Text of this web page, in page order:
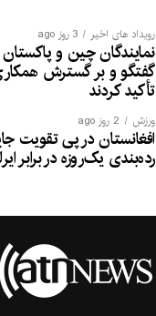
رویداد های اخیر 3 روز ago
نمایندگان چین و پاکستان
گفتگو و بر گسترش
تأکید کردند
ورزش 2 روز ago
افغانستان در پی تقویت
رده‌بندی یک‌روزه در برابر